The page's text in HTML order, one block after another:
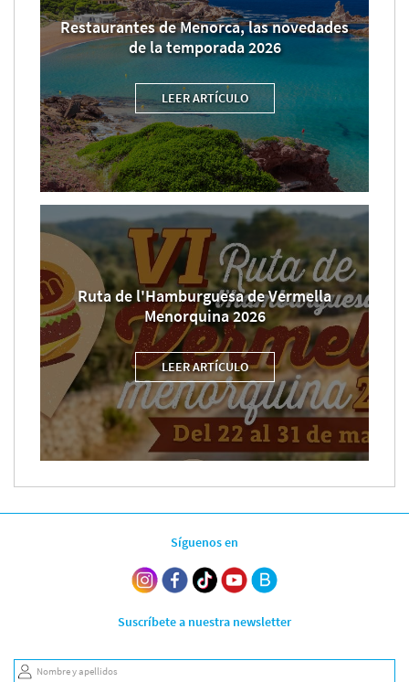
Restaurantes de Menorca, las novedades
de la temporada 2026
LEER ARTÍCULO
Ruta de l'Hamburguesa de Vermella
Menorquina 2026
LEER ARTÍCULO
Síguenos en
Suscríbete a nuestra newsletter
Nombre y apellidos